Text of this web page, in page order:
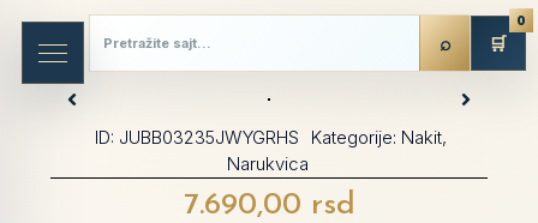
ID: JUBB03235JWYGRHS Kategorije: Nakit,
Narukvica
7.690,00 rsd
🛒
0